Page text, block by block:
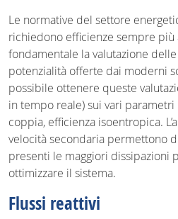
Le normative del settore
richiedono efficienze sempre più
fondamentale la valutazione
potenzialità offerte dai moderni
possibile ottenere queste
in tempo reale) sui vari
coppia, efficienza isoentropica.
velocità secondaria permettono
presenti le maggiori dissipazioni
ottimizzare il sistema.
Flussi reattivi